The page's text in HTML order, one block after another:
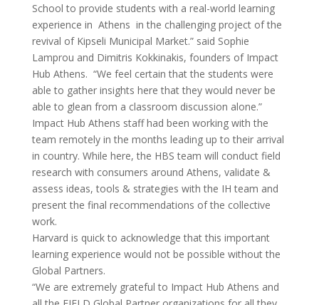
School to provide students with a real-world learning
experience in Athens in the challenging project of the
revival of Kipseli Municipal Market.” said Sophie
Lamprou and Dimitris Kokkinakis, founders of Impact
Hub Athens. “We feel certain that the students were
able to gather insights here that they would never be
able to glean from a classroom discussion alone.”
Impact Hub Athens staff had been working with the
team remotely in the months leading up to their arrival
in country. While here, the HBS team will conduct field
research with consumers around Athens, validate &
assess ideas, tools & strategies with the IH team and
present the final recommendations of the collective
work.
Harvard is quick to acknowledge that this important
learning experience would not be possible without the
Global Partners.
“We are extremely grateful to Impact Hub Athens and